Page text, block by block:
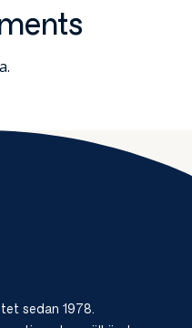
sedan 1978.